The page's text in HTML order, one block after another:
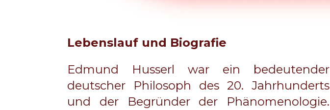
Lebenslauf und Biografie
Edmund Husserl war ein bedeutender
deutscher Philosoph des 20. Jahrhunderts
und der Begründer der Phänomenologie.